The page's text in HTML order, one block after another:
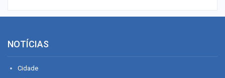
NOTÍCIAS
Cidade